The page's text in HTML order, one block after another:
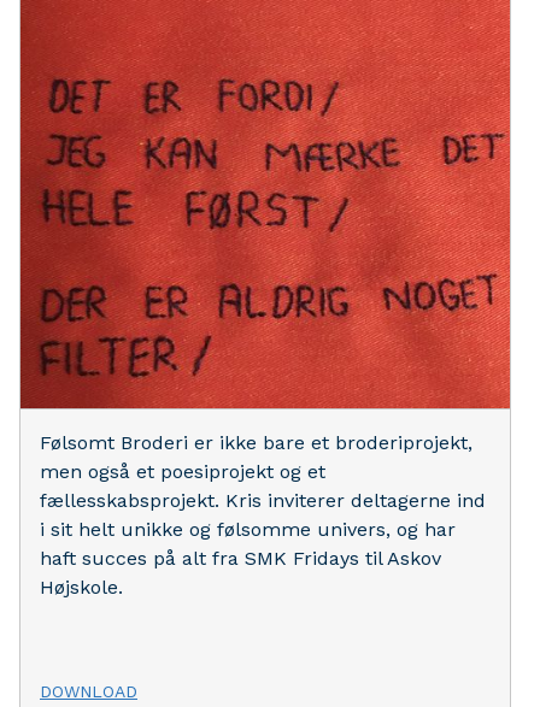
Følsomt Broderi er ikke bare et broderiprojekt,
men også et poesiprojekt og et
fællesskabsprojekt. Kris inviterer deltagerne ind
i sit helt unikke og følsomme univers, og har
haft succes på alt fra SMK Fridays til Askov
Højskole.
DOWNLOAD